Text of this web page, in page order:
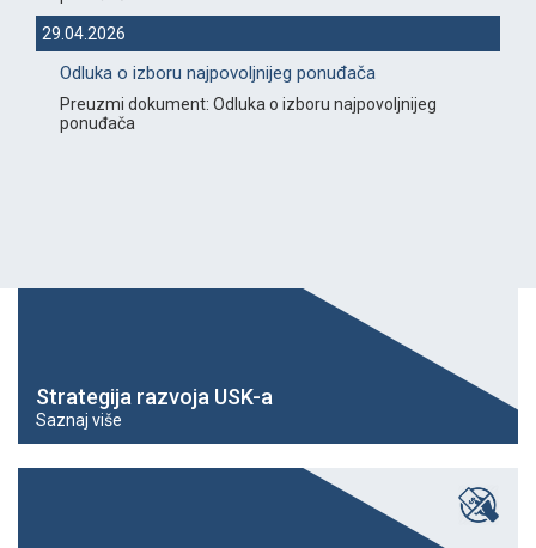
29.04.2026
Odluka o izboru najpovoljnijeg ponuđača
Preuzmi dokument: Odluka o izboru najpovoljnijeg
ponuđača
Strategija razvoja USK-a
Saznaj više